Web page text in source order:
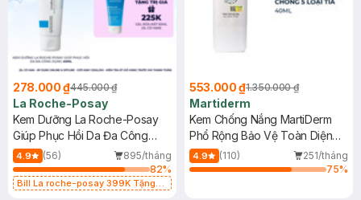
278.000 ₫445.000 ₫
La Roche-Posay
Kem Dưỡng La Roche-Posay
Giúp Phục Hồi Da Đa Công
Dụng 40ml
4.9 (56)
895/tháng
82%
Bill La roche-posay 399K Tặng
553.000 ₫1.350.000 ₫
Martiderm
Kem Chống Nắng MartiDerm
Phổ Rộng Bảo Vệ Toàn Diện
40ml
4.9 (110)
251/tháng
75%